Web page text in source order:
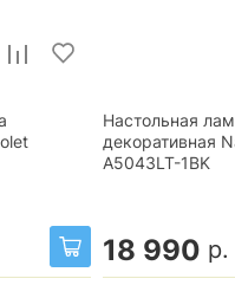
Настольная
декоративная
A5043LT-1BK
18 990 р.